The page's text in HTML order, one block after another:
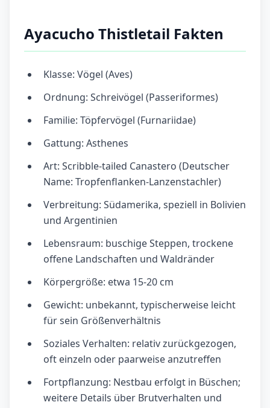
Ayacucho Thistletail Fakten
Klasse: Vögel (Aves)
Ordnung: Schreivögel (Passeriformes)
Familie: Töpfervögel (Furnariidae)
Gattung: Asthenes
Art: Scribble-tailed Canastero (Deutscher
Name: Tropfenflanken-Lanzenstachler)
Verbreitung: Südamerika, speziell in Bolivien
und Argentinien
Lebensraum: buschige Steppen, trockene
offene Landschaften und Waldränder
Körpergröße: etwa 15-20 cm
Gewicht: unbekannt, typischerweise leicht
für sein Größenverhältnis
Soziales Verhalten: relativ zurückgezogen,
oft einzeln oder paarweise anzutreffen
Fortpflanzung: Nestbau erfolgt in Büschen;
weitere Details über Brutverhalten und